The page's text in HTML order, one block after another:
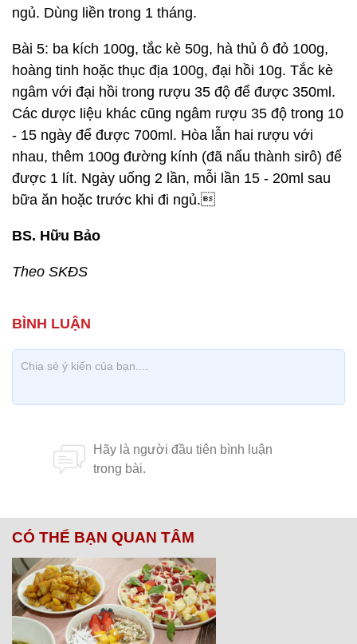
ngủ. Dùng liền trong 1 tháng.
Bài 5: ba kích 100g, tắc kè 50g, hà thủ ô đỏ 100g,
hoàng tinh hoặc thục địa 100g, đại hồi 10g. Tắc kè
ngâm với đại hồi trong rượu 35 độ để được 350ml.
Các dược liệu khác cũng ngâm rượu 35 độ trong 10
- 15 ngày để được 700ml. Hòa lẫn hai rượu với
nhau, thêm 100g đường kính (đã nấu thành sirô) để
được 1 lít. Ngày uống 2 lần, mỗi lần 15 - 20ml sau
bữa ăn hoặc trước khi đi ngủ.
BS. Hữu Bảo
Theo SKĐS
CÓ THỂ BẠN QUAN TÂM